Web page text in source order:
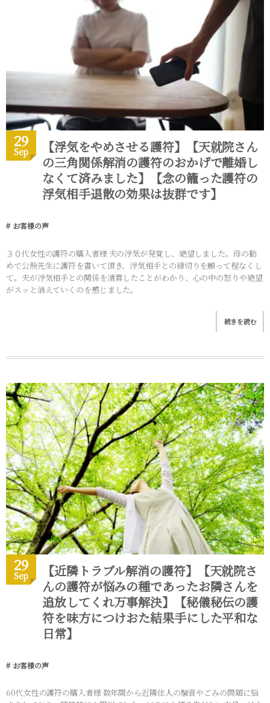
29
Sep
【浮気をやめさせる護符】【天就院さん
の三角関係解消の護符のおかげで離婚し
なくて済みました】【念の籠った護符の
浮気相手退散の効果は抜群です】
お客様の声
３０代女性の護符の購入者様 夫の浮気が発覚し、絶望しました。母の勧
めで公照先生に護符を書いて頂き、浮気相手との縁切りを願って程なくし
て。夫が浮気相手との関係を清算したことがわかり、心の中の怒りや絶望
がスッと消えていくのを感じました。
続きを読む
29
Sep
【近隣トラブル解消の護符】【天就院さ
んの護符が悩みの種であったお隣さんを
追放してくれ万事解決】【秘儀秘伝の護
符を味方につけおた結果手にした平和な
日常】
お客様の声
60代女性の護符の購入者様 数年間から近隣住人の騒音やごみの問題に悩